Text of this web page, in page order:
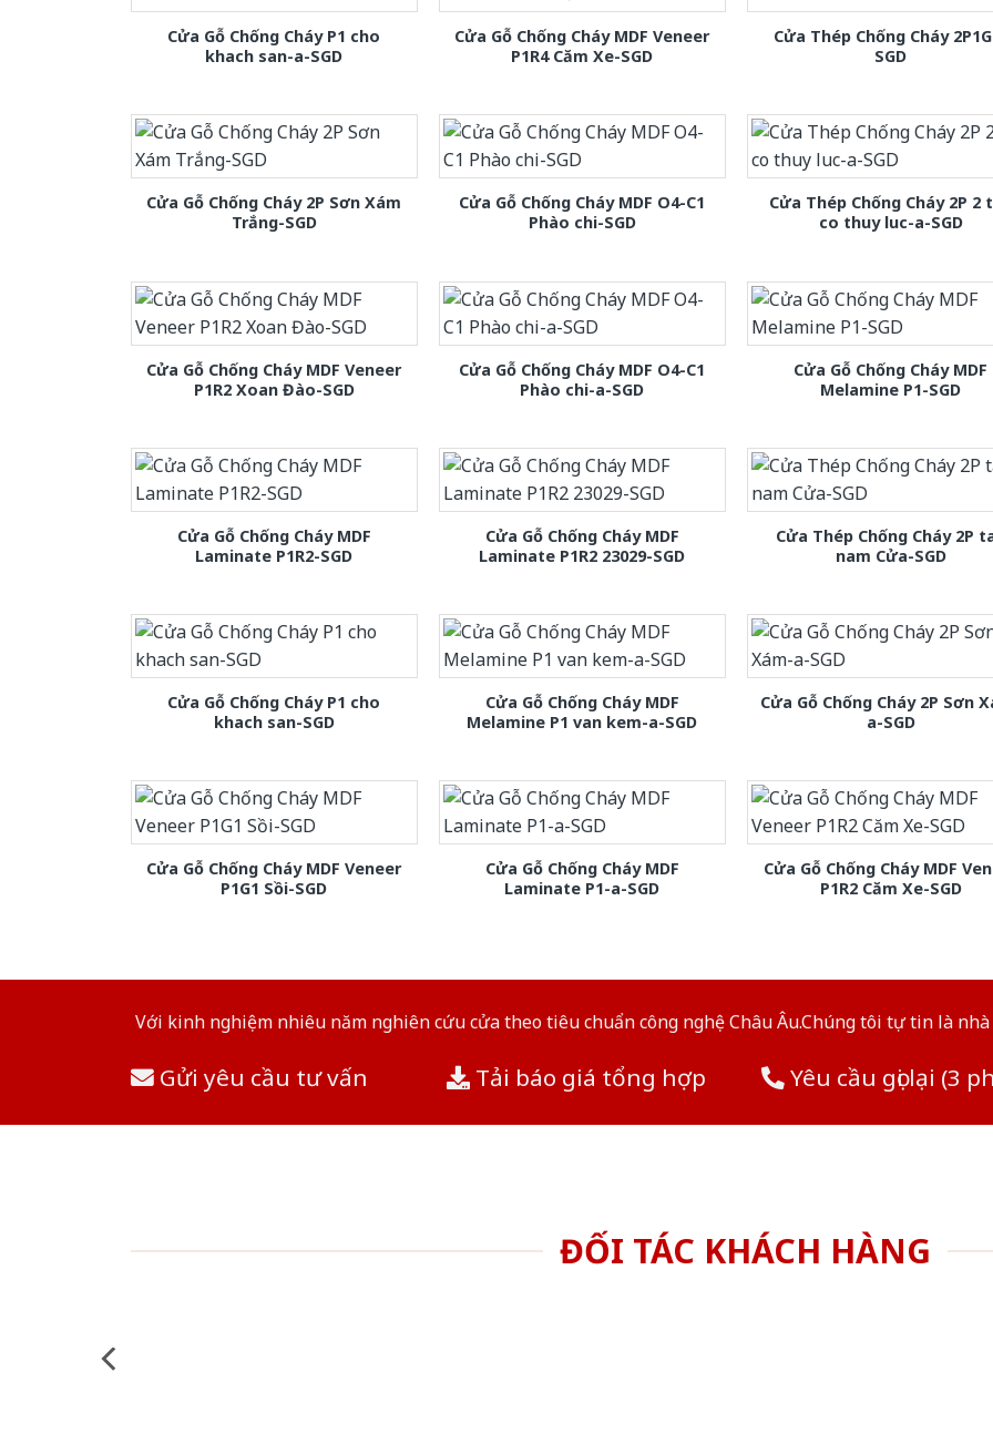
Cửa Gỗ Chống Cháy P1 cho
khach san-a-SGD
Cửa Gỗ Chống Cháy MDF Veneer
P1R4 Căm Xe-SGD
Cửa Thép Chống Cháy
SGD
Cửa Gỗ Chống Cháy 2P Sơn Xám
Trắng-SGD
Cửa Gỗ Chống Cháy MDF O4-C1
Phào chi-SGD
Cửa Thép Chống Cháy 2P 2
co thuy luc-a-SGD
Cửa Gỗ Chống Cháy MDF Veneer
P1R2 Xoan Đào-SGD
Cửa Gỗ Chống Cháy MDF O4-C1
Phào chi-a-SGD
Cửa Gỗ Chống Cháy MDF
Melamine P1-SGD
Cửa Gỗ Chống Cháy MDF
Laminate P1R2-SGD
Cửa Gỗ Chống Cháy MDF
Laminate P1R2 23029-SGD
Cửa Thép Chống Cháy 2P
nam Cửa-SGD
Cửa Gỗ Chống Cháy P1 cho
khach san-SGD
Cửa Gỗ Chống Cháy MDF
Melamine P1 van kem-a-SGD
Cửa Gỗ Chống Cháy 2P Sơn
a-SGD
Cửa Gỗ Chống Cháy MDF Veneer
P1G1 Sồi-SGD
Cửa Gỗ Chống Cháy MDF
Laminate P1-a-SGD
Cửa Gỗ Chống Cháy MDF
P1R2 Căm Xe-SGD
Với kinh nghiệm nhiêu năm nghiên cứu cửa theo tiêu chuẩn công nghệ Châu Âu.Chúng tôi tự tin là
Gửi yêu cầu tư vấn Tải báo giá tổng hợp Yêu cầu gọi lại (3
ĐỐI TÁC KHÁCH HÀNG